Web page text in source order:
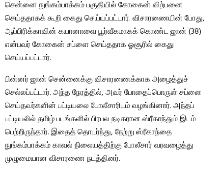
சென்னை நுங்கம்பாக்கம் பகுதியில் கோகைன் விற்பனை
செய்ததாகக் கூறி கைது செய்யப்பட்டார். விசாரணையின் போது, ​​
ஆப்பிரிக்காவின் கயானாவை பூர்வீகமாகக் கொண்ட ஜான் (38)
என்பவர் கோகைன் சப்ளை செய்ததாக ஓசூரில் கைது
செய்யப்பட்டார்.
பின்னர் ஜான் சென்னைக்கு விசாரணைக்காக அழைத்துச்
செல்லப்பட்டார். அந்த நேரத்தில், அவர் போதைப்பொருள் சப்ளை
செய்தவர்களின் பட்டியலை போலீசாரிடம் வழங்கினார். அந்தப்
பட்டியலில் தமிழ் படங்களில் பிரபல நடிகரான ஸ்ரீகாந்தும் இடம்
பெற்றிருந்தார். இதைத் தொடர்ந்து, நேற்று ஸ்ரீகாந்தை
நுங்கம்பாக்கம் காவல் நிலையத்திற்கு போலீசார் வரவழைத்து
முழுமையான விசாரணை நடத்தினர்.